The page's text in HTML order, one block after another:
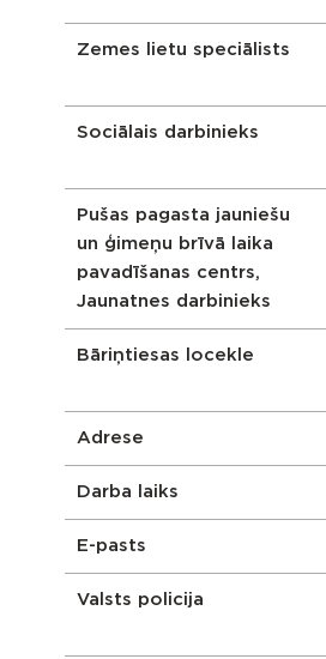
Zemes lietu speciālists
Sociālais darbinieks
Pušas pagasta jauniešu
un ģimeņu brīvā laika
pavadīšanas centrs,
Jaunatnes darbinieks
Bāriņtiesas locekle
Adrese
Darba laiks
E-pasts
Valsts policija